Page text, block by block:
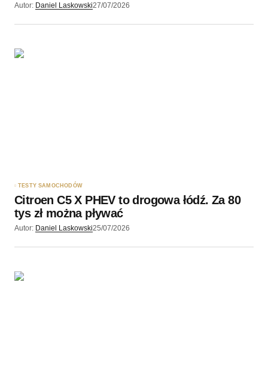
Autor: Daniel Laskowski27/07/2026
TESTY SAMOCHODÓW
Citroen C5 X PHEV to drogowa łódź. Za 80
tys zł można pływać
Autor: Daniel Laskowski25/07/2026